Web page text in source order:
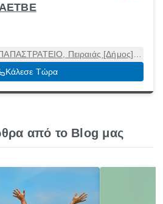
Πειραιάς [Δήμος],
Αττική, 18545
Κάλεσε Τώρα
από το Blog μας